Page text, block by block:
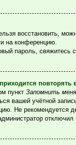
восстановить,
на конференцию.
пароль, свяжитесь
повторять
пунктЗапомнить меня
вашей учётной
Не рекомендуется